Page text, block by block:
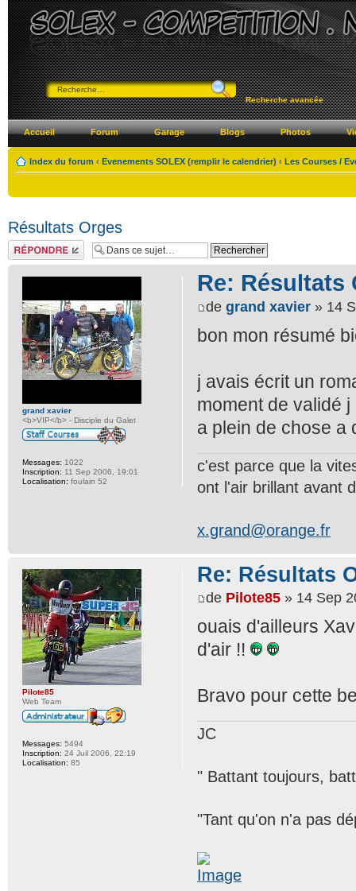
Recherche avancée
Accueil Forum Garage Blogs Photos
Index du forum ‹ Evenements SOLEX (remplir le calendrier) ‹ Les Courses /
Résultats Orges
Répondre
Re: Résultats
de grand xavier » 14
bon mon résumé
j avais écrit un
moment de validé
a plein de chose a
c'est parce que la
ont l'air brillant avant
x.grand@orange.fr
grand xavier
<b>VIP</b> - Disciple du Galet
Messages: 1022
Inscription: 11 Sep 2006, 19:01
Localisation: foulain 52
Re: Résultats
de Pilote85 » 14 Sep
ouais d'ailleurs
d'air !!
Bravo pour cette
JC
" Battant toujours,
"Tant qu'on n'a pas
Pilote85
Web Team
Messages: 5494
Inscription: 24 Juil 2006, 22:19
Localisation: 85